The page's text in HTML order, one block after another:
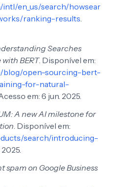
intl/en_us/search/howsear
ranking-results
Searches
BERT. Disponível em:
blog/open-sourcing-bert-
for-natural-
em: 6 jun. 2025.
A new AI milestone for
. Disponível em:
search/introducing-
spam on Google Business